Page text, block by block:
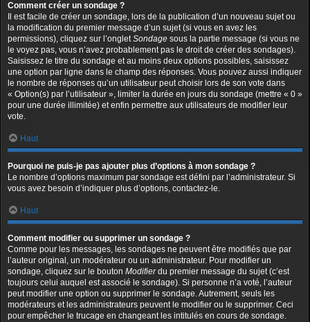
Comment créer un sondage ?
Il est facile de créer un sondage, lors de la publication d’un nouveau sujet ou
la modification du premier message d’un sujet (si vous en avez les
permissions), cliquez sur l’ongletSondage sous la partie message (si vous ne
le voyez pas, vous n’avez probablement pas le droit de créer des sondages).
Saisissez le titre du sondage et au moins deux options possibles, saisissez
une option par ligne dans le champ des réponses. Vous pouvez aussi indiquer
le nombre de réponses qu’un utilisateur peut choisir lors de son vote dans
« Option(s) par l’utilisateur », limiter la durée en jours du sondage (mettre « 0 »
pour une durée illimitée) et enfin permettre aux utilisateurs de modifier leur
vote.
Haut
Pourquoi ne puis-je pas ajouter plus d’options à mon sondage ?
Le nombre d’options maximum par sondage est défini par l’administrateur. Si
vous avez besoin d’indiquer plus d’options, contactez-le.
Haut
Comment modifier ou supprimer un sondage ?
Comme pour les messages, les sondages ne peuvent être modifiés que par
l’auteur original, un modérateur ou un administrateur. Pour modifier un
sondage, cliquez sur le bouton Modifierdu premier message du sujet (c’est
toujours celui auquel est associé le sondage). Si personne n’a voté, l’auteur
peut modifier une option ou supprimer le sondage. Autrement, seuls les
modérateurs et les administrateurs peuvent le modifier ou le supprimer. Ceci
pour empêcher le trucage en changeant les intitulés en cours de sondage.